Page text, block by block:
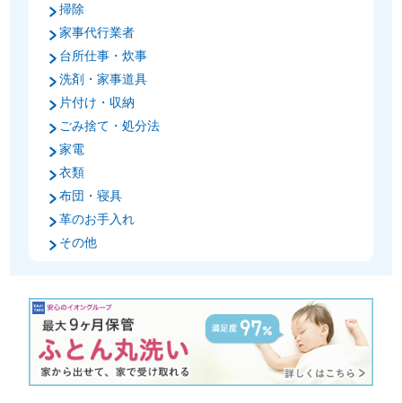
掃除
家事代行業者
台所仕事・炊事
洗剤・家事道具
片付け・収納
ごみ捨て・処分法
家電
衣類
布団・寝具
革のお手入れ
その他